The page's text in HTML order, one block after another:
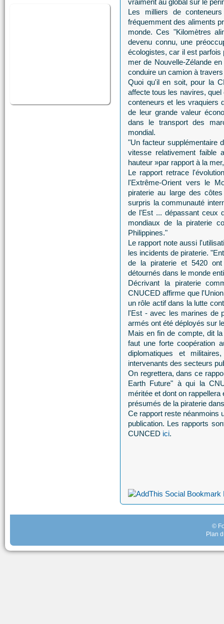
vraiment au global sur le
Les milliers de
fréquemment des aliments
monde. Ces "Kilomètres
devenu connu, une
écologistes, car il est parfois
mer de Nouvelle-Zélande
conduire un camion à
Quoi qu'il en soit, pour la
affecte tous les navires,
conteneurs et les vraquiers
de leur grande valeur
dans le transport des
mondial.
"Un facteur supplémentaire
vitesse relativement faible
hauteur »par rapport à la
Le rapport retrace
l'Extrême-Orient vers le
piraterie au large des
surpris la communauté
de l'Est ... dépassant ceux
mondiaux de la piraterie
Philippines."
Le rapport note aussi
les incidents de piraterie.
de la piraterie et 5420
détournés dans le monde
Décrivant la piraterie
CNUCED affirme que
un rôle actif dans la lutte
l'Est - avec les marines de
armés ont été déployés sur
Mais en fin de compte, dit
faut une forte coopération
diplomatiques et
intervenants des secteurs
On regrettera, dans ce
Earth Future" à qui la
méritée et dont on
présumés de la piraterie
Ce rapport reste néanmoins
publication. Les rapports
CUNCED ici.
©
Plan